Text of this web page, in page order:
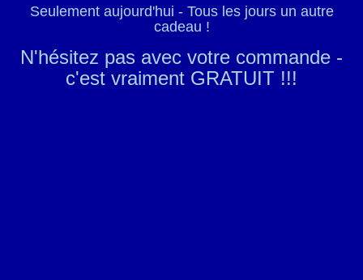
Seulement aujourd'hui - Tous les jours un autre
cadeau !
N'hésitez pas avec votre commande -
c'est vraiment GRATUIT !!!